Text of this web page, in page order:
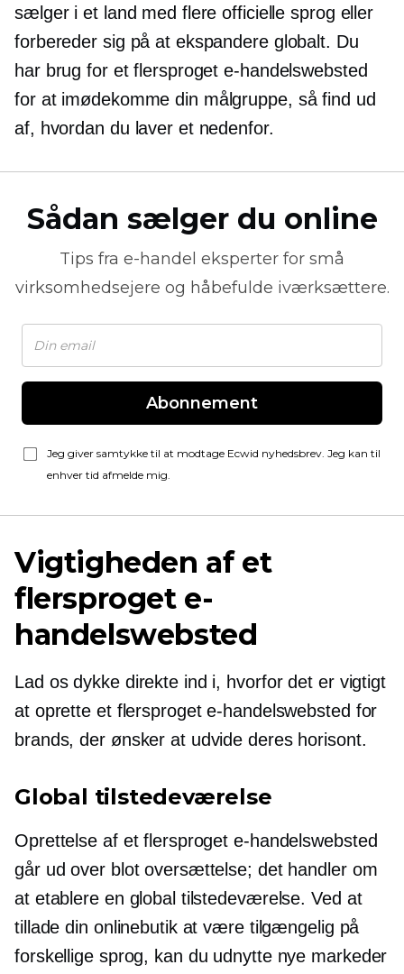
sælger i et land med flere officielle sprog eller
forbereder sig på at ekspandere globalt. Du
har brug for et flersproget e-handelswebsted
for at imødekomme din målgruppe, så find ud
af, hvordan du laver et nedenfor.
Sådan sælger du online
Tips fra e-handel eksperter for små
virksomhedsejere og håbefulde iværksættere.
Abonnement
Jeg giver samtykke til at modtage Ecwid nyhedsbrev. Jeg kan til
enhver tid afmelde mig.
Vigtigheden af ​​et
flersproget e-
handelswebsted
Lad os dykke direkte ind i, hvorfor det er vigtigt
at oprette et flersproget e-handelswebsted for
brands, der ønsker at udvide deres horisont.
Global tilstedeværelse
Oprettelse af et flersproget e-handelswebsted
går ud over blot oversættelse; det handler om
at etablere en global tilstedeværelse. Ved at
tillade din onlinebutik at være tilgængelig på
forskellige sprog, kan du udnytte nye markeder